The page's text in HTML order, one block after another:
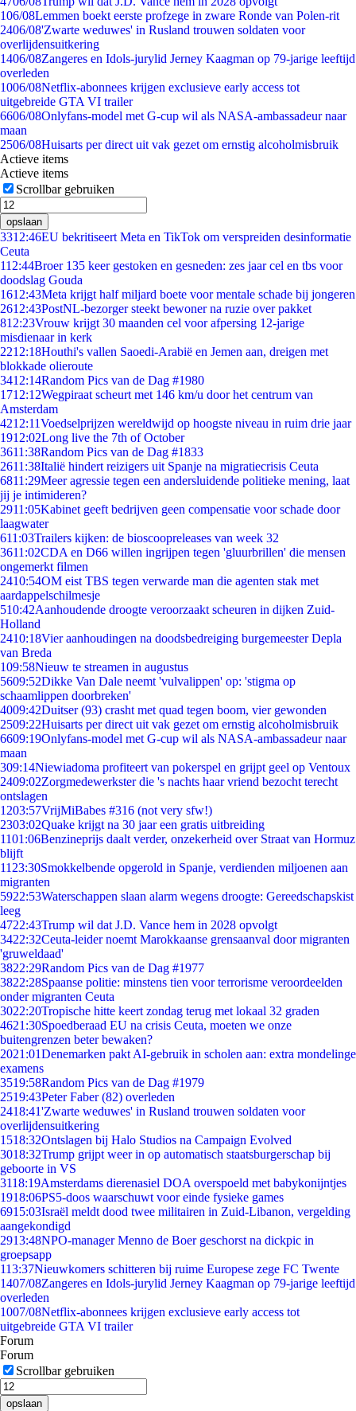
106/08Lemmen boekt eerste profzege in zware Ronde van Polen-rit
2406/08'Zwarte weduwes' in Rusland trouwen soldaten voor
overlijdensuitkering
1406/08Zangeres en Idols-jurylid Jerney Kaagman op 79-jarige leeftijd
overleden
1006/08Netflix-abonnees krijgen exclusieve early access tot
uitgebreide GTA VI trailer
6606/08Onlyfans-model met G-cup wil als NASA-ambassadeur naar
maan
2506/08Huisarts per direct uit vak gezet om ernstig alcoholmisbruik
Actieve items
Actieve items
Scrollbar gebruiken
opslaan
3312:46EU bekritiseert Meta en TikTok om verspreiden desinformatie
Ceuta
112:44Broer 135 keer gestoken en gesneden: zes jaar cel en tbs voor
doodslag Gouda
1612:43Meta krijgt half miljard boete voor mentale schade bij jongeren
2612:43PostNL-bezorger steekt bewoner na ruzie over pakket
812:23Vrouw krijgt 30 maanden cel voor afpersing 12-jarige
misdienaar in kerk
2212:18Houthi's vallen Saoedi-Arabië en Jemen aan, dreigen met
blokkade olieroute
3412:14Random Pics van de Dag #1980
1712:12Wegpiraat scheurt met 146 km/u door het centrum van
Amsterdam
4212:11Voedselprijzen wereldwijd op hoogste niveau in ruim drie jaar
1912:02Long live the 7th of October
3611:38Random Pics van de Dag #1833
2611:38Italië hindert reizigers uit Spanje na migratiecrisis Ceuta
6811:29Meer agressie tegen een andersluidende politieke mening, laat
jij je intimideren?
2911:05Kabinet geeft bedrijven geen compensatie voor schade door
laagwater
611:03Trailers kijken: de bioscoopreleases van week 32
3611:02CDA en D66 willen ingrijpen tegen 'gluurbrillen' die mensen
ongemerkt filmen
2410:54OM eist TBS tegen verwarde man die agenten stak met
aardappelschilmesje
510:42Aanhoudende droogte veroorzaakt scheuren in dijken Zuid-
Holland
2410:18Vier aanhoudingen na doodsbedreiging burgemeester Depla
van Breda
109:58Nieuw te streamen in augustus
5609:52Dikke Van Dale neemt 'vulvalippen' op: 'stigma op
schaamlippen doorbreken'
4009:42Duitser (93) crasht met quad tegen boom, vier gewonden
2509:22Huisarts per direct uit vak gezet om ernstig alcoholmisbruik
6609:19Onlyfans-model met G-cup wil als NASA-ambassadeur naar
maan
309:14Niewiadoma profiteert van pokerspel en grijpt geel op Ventoux
2409:02Zorgmedewerkster die 's nachts haar vriend bezocht terecht
ontslagen
1203:57VrijMiBabes #316 (not very sfw!)
2303:02Quake krijgt na 30 jaar een gratis uitbreiding
1101:06Benzineprijs daalt verder, onzekerheid over Straat van Hormuz
blijft
11 23:30Smokkelbende opgerold in Spanje, verdienden miljoenen aan
migranten
5922:53Waterschappen slaan alarm wegens droogte: Gereedschapskist
leeg
4722:43Trump wil dat J.D. Vance hem in 2028 opvolgt
3422:32Ceuta-leider noemt Marokkaanse grensaanval door migranten
'gruweldaad'
3822:29Random Pics van de Dag #1977
3822:28Spaanse politie: minstens tien voor terrorisme veroordeelden
onder migranten Ceuta
3022:20Tropische hitte keert zondag terug met lokaal 32 graden
4621:30Spoedberaad EU na crisis Ceuta, moeten we onze
buitengrenzen beter bewaken?
2021:01Denemarken pakt AI-gebruik in scholen aan: extra mondelinge
examens
3519:58Random Pics van de Dag #1979
2519:43Peter Faber (82) overleden
2418:41'Zwarte weduwes' in Rusland trouwen soldaten voor
overlijdensuitkering
1518:32Ontslagen bij Halo Studios na Campaign Evolved
3018:32Trump grijpt weer in op automatisch staatsburgerschap bij
geboorte in VS
3118:19Amsterdams dierenasiel DOA overspoeld met babykonijntjes
1918:06PS5-doos waarschuwt voor einde fysieke games
6915:03Israël meldt dood twee militairen in Zuid-Libanon, vergelding
aangekondigd
2913:48NPO-manager Menno de Boer geschorst na dickpic in
groepsapp
113:37Nieuwkomers schitteren bij ruime Europese zege FC Twente
1407/08Zangeres en Idols-jurylid Jerney Kaagman op 79-jarige leeftijd
overleden
1007/08Netflix-abonnees krijgen exclusieve early access tot
uitgebreide GTA VI trailer
Forum
Forum
Scrollbar gebruiken
opslaan